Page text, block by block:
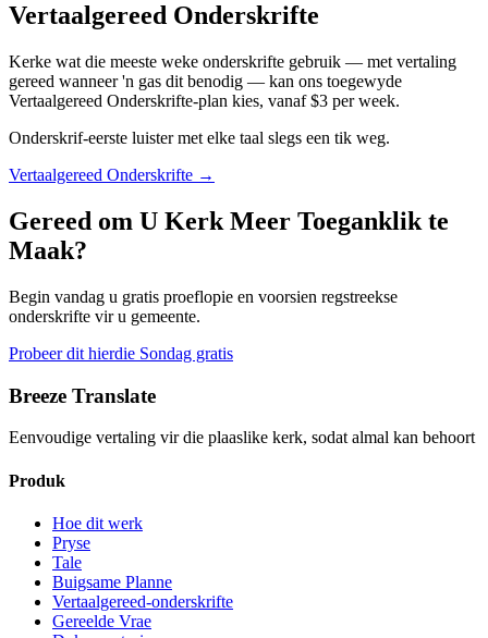
Vertaalgereed Onderskrifte
Kerke wat die meeste weke onderskrifte gebruik — met vertaling
gereed wanneer 'n gas dit benodig — kan ons toegewyde
Vertaalgereed Onderskrifte-plan kies, vanaf $3 per week.
Onderskrif-eerste luister met elke taal slegs een tik weg.
Vertaalgereed Onderskrifte →
Gereed om U Kerk Meer Toeganklik te
Maak?
Begin vandag u gratis proeflopie en voorsien regstreekse
onderskrifte vir u gemeente.
Probeer dit hierdie Sondag gratis
Breeze Translate
Eenvoudige vertaling vir die plaaslike kerk, sodat almal kan behoort
Produk
Hoe dit werk
Pryse
Tale
Buigsame Planne
Vertaalgereed-onderskrifte
Gereelde Vrae